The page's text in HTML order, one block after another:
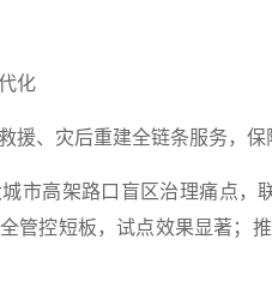
化
援、灾后重建全链条服务， 保
城市高架路口盲区治理痛点，
管控短板，试点效果显著；